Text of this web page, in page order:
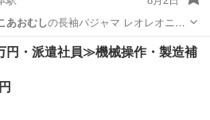
あおむしの長袖パジャマ レオレオニー
ベビー用品
・派遣社員≫機械操作・製造補